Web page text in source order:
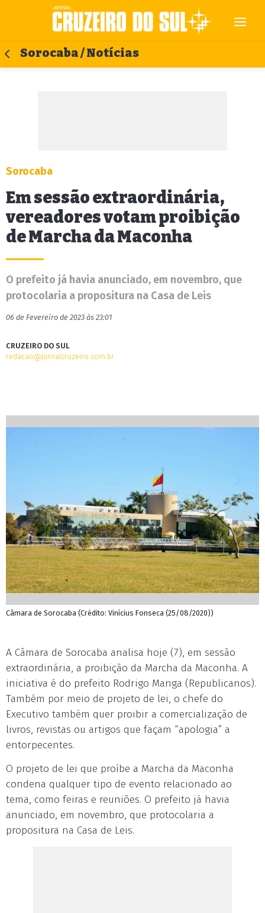
Sorocaba / Notícias
Sorocaba
Em sessão extraordinária,
vereadores votam proibição
de Marcha da Maconha
O prefeito já havia anunciado, em novembro, que
protocolaria a propositura na Casa de Leis
06 de Fevereiro de 2023 às 23:01
CRUZEIRO DO SUL
redacao@jornalcruzeiro.com.br
Câmara de Sorocaba (Crédito: Vinícius Fonseca (25/08/2020))
A Câmara de Sorocaba analisa hoje (7), em sessão
extraordinária, a proibição da Marcha da Maconha. A
iniciativa é do prefeito Rodrigo Manga (Republicanos).
Também por meio de projeto de lei, o chefe do
Executivo também quer proibir a comercialização de
livros, revistas ou artigos que façam “apologia” a
entorpecentes.
O projeto de lei que proíbe a Marcha da Maconha
condena qualquer tipo de evento relacionado ao
tema, como feiras e reuniões. O prefeito já havia
anunciado, em novembro, que protocolaria a
propositura na Casa de Leis.